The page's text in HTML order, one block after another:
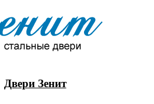
Двери Зенит